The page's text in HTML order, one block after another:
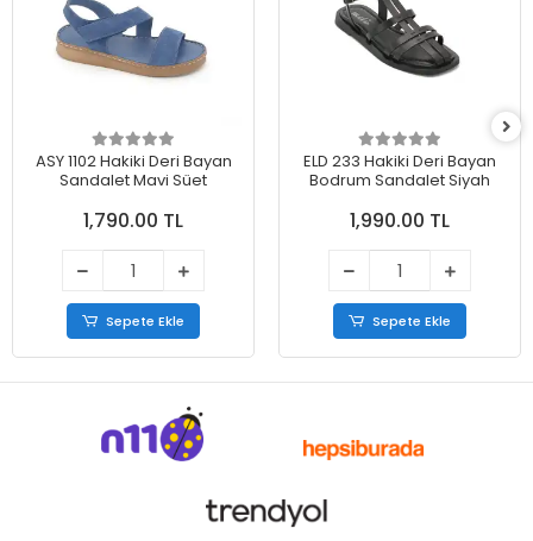
ASY 1102 Hakiki Deri Bayan
Sandalet Mavi Süet
1,790.00 TL
Sepete Ekle
ELD 233 Hakiki Deri Bayan
Bodrum Sandalet Siyah
1,990.00 TL
Sepete Ekle